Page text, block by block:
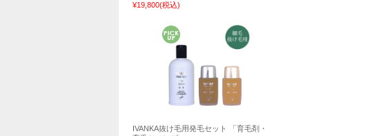
¥19,800(税込)
IVANKA抜け毛用発毛セット 「育毛剤・